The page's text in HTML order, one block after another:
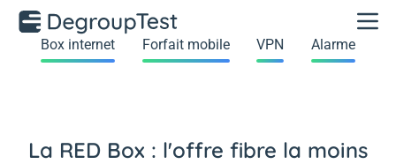
Box internet Forfait mobile VPN Alarme
La RED Box : l'offre fibre la moins